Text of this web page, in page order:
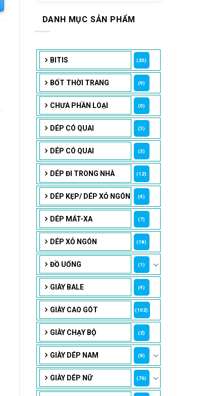
DANH MỤC SẢN PHẨM
BITIS (20)
BỐT THỜI TRANG (9)
CHƯA PHẦN LOẠI (0)
DÉP CÓ QUAI (5)
DÉP CÓ QUAI (3)
DÉP ĐI TRONG NHÀ (12)
DÉP KẸP/ DÉP XỎ NGÓN (4)
DÉP MÁT-XA (7)
DÉP XỎ NGÓN (18)
ĐỒ UỐNG (1)
GIÀY BALE (4)
GIÀY CAO GÓT (102)
GIÀY CHẠY BỘ (2)
GIÀY DÉP NAM (8)
GIÀY DÉP NỮ (76)